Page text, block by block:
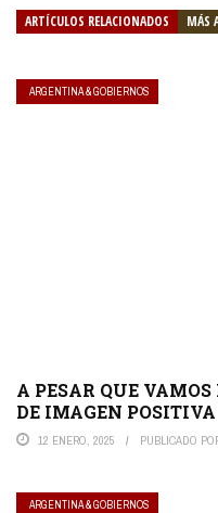
ARTÍCULOS RELACIONADOS MÁS
ARGENTINA & GOBIERNOS
A PESAR QUE
DE IMAGEN POSITIVA
12 ENERO, 2025 PUBLICADO
ARGENTINA & GOBIERNOS